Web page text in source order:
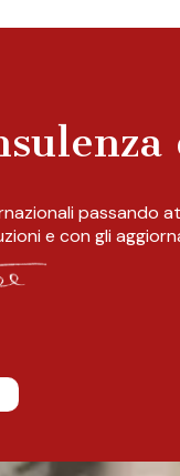
passando
e con gli